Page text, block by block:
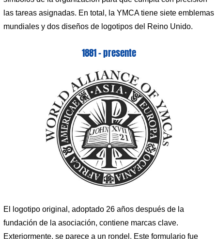
las tareas asignadas. En total, la YMCA tiene siete emblemas
mundiales y dos diseños de logotipos del Reino Unido.
1881 – presente
El logotipo original, adoptado 26 años después de la
fundación de la asociación, contiene marcas clave.
Exteriormente, se parece a un rondel. Este formulario fue